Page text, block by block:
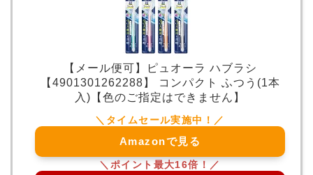
【メール便可】ピュオーラ ハブラシ
【4901301262288】 コンパクト ふつう(1本
入)【色のご指定はできません】
Amazonで見る